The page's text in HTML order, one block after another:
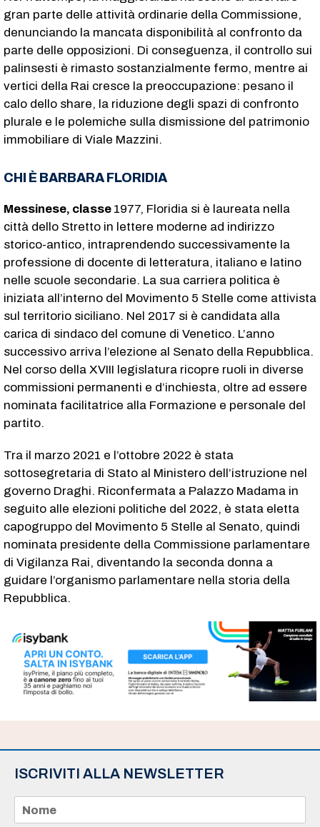
gran parte delle attività ordinarie della Commissione,
denunciando la mancata disponibilità al confronto da
parte delle opposizioni. Di conseguenza, il controllo sui
palinsesti è rimasto sostanzialmente fermo, mentre ai
vertici della Rai cresce la preoccupazione: pesano il
calo dello share, la riduzione degli spazi di confronto
plurale e le polemiche sulla dismissione del patrimonio
immobiliare di Viale Mazzini.
CHI È BARBARA FLORIDIA
Messinese, classe 1977, Floridia si è laureata nella
città dello Stretto in lettere moderne ad indirizzo
storico-antico, intraprendendo successivamente la
professione di docente di letteratura, italiano e latino
nelle scuole secondarie. La sua carriera politica è
iniziata all’interno del Movimento 5 Stelle come attivista
sul territorio siciliano. Nel 2017 si è candidata alla
carica di sindaco del comune di Venetico. L’anno
successivo arriva l’elezione al Senato della Repubblica.
Nel corso della XVIII legislatura ricopre ruoli in diverse
commissioni permanenti e d’inchiesta, oltre ad essere
nominata facilitatrice alla Formazione e personale del
partito.
Tra il marzo 2021 e l’ottobre 2022 è stata
sottosegretaria di Stato al Ministero dell’istruzione nel
governo Draghi. Riconfermata a Palazzo Madama in
seguito alle elezioni politiche del 2022, è stata eletta
capogruppo del Movimento 5 Stelle al Senato, quindi
nominata presidente della Commissione parlamentare
di Vigilanza Rai, diventando la seconda donna a
guidare l’organismo parlamentare nella storia della
Repubblica.
ISCRIVITI ALLA NEWSLETTER
m